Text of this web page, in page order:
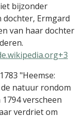
bijzonder
dochter, Ermgard
van haar dochter
"Heemse:
natuur rondom
1794 verscheen
verdriet om